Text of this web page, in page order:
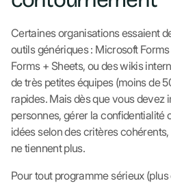
Certaines organisations essaient
outils génériques : Microsoft
Forms + Sheets, ou des wikis
de très petites équipes (moins de
rapides. Mais dès que vous devez
personnes, gérer la confidentialité
idées selon des critères
ne tiennent plus.
Pour tout programme sérieux